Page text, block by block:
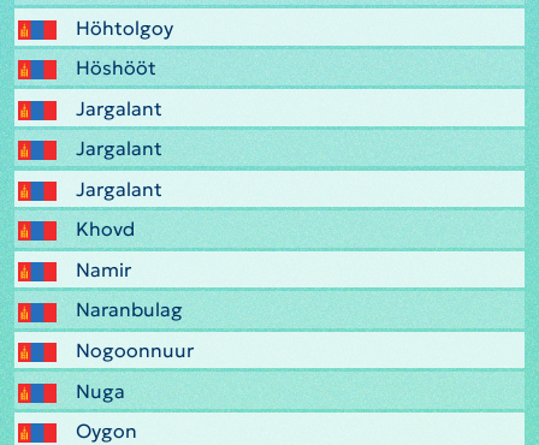
Höhtolgoy
Höshööt
Jargalant
Jargalant
Jargalant
Khovd
Namir
Naranbulag
Nogoonnuur
Nuga
Oygon